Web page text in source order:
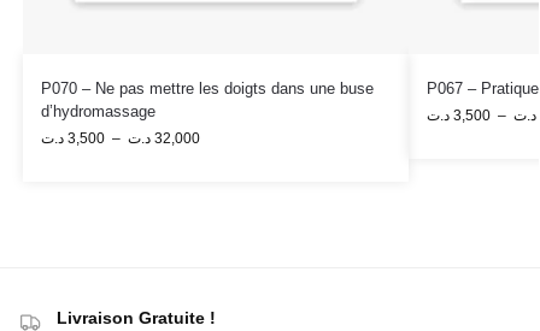
P070 – Ne pas mettre les doigts dans une buse
d’hydromassage
3,500 د.ت – 32,000 د.ت
P067 –
3,500 د.ت – د.ت
Livraison Gratuite !